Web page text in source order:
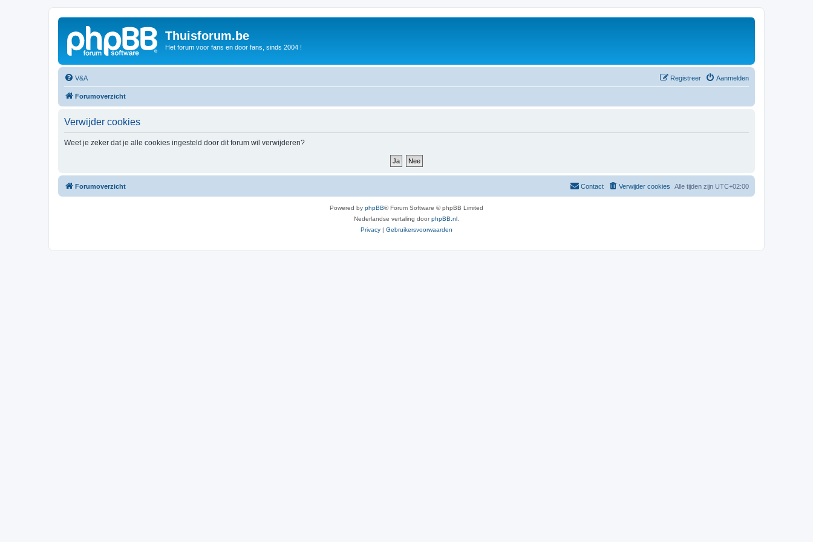
Thuisforum.be
Het forum voor fans en door fans, sinds 2004 !
V&A Aanmelden
Registreer
Forumoverzicht
Verwijder cookies
Weet je zeker dat je alle cookies ingesteld door dit forum wil verwijderen?
Forumoverzicht Alle tijden zijn UTC+02:00
Verwijder cookies
Contact
Powered by phpBB® Forum Software © phpBB Limited
Nederlandse vertaling doorphpBB.nl
Privacy | Gebruikersvoorwaarden